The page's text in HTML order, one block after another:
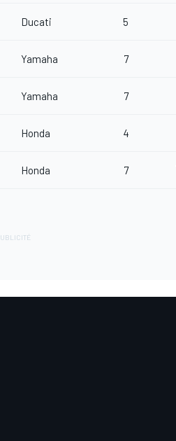
Ducati 5
Yamaha 7
Yamaha 7
Honda 4
Honda 7